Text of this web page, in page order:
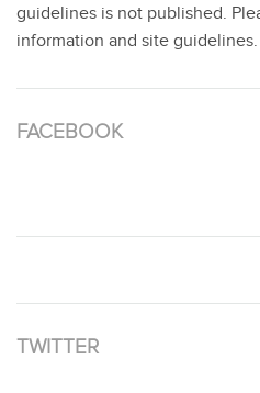
guidelines is not published.
information and site guidelines.
FACEBOOK
TWITTER